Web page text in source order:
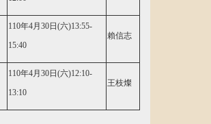
110年4月30日(六)13:55-
15:40
賴信志
110年4月30日(六)12:10-
13:10
王枝燦